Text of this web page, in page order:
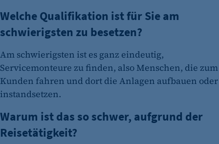
Welche Qualifikation ist für Sie am
schwierigsten zu besetzen?
Am schwierigsten ist es ganz eindeutig,
Servicemonteure zu finden, also Menschen, die zum
Kunden fahren und dort die Anlagen aufbauen oder
instandsetzen.
Warum ist das so schwer, aufgrund der
Reisetätigkeit?